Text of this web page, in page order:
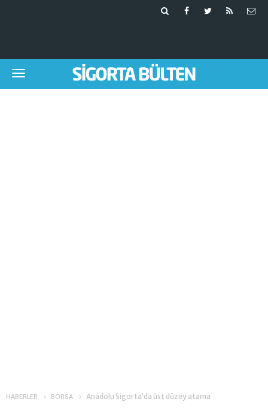
HABERLER BORSA Anadolu Sigorta’da üst düzey atama